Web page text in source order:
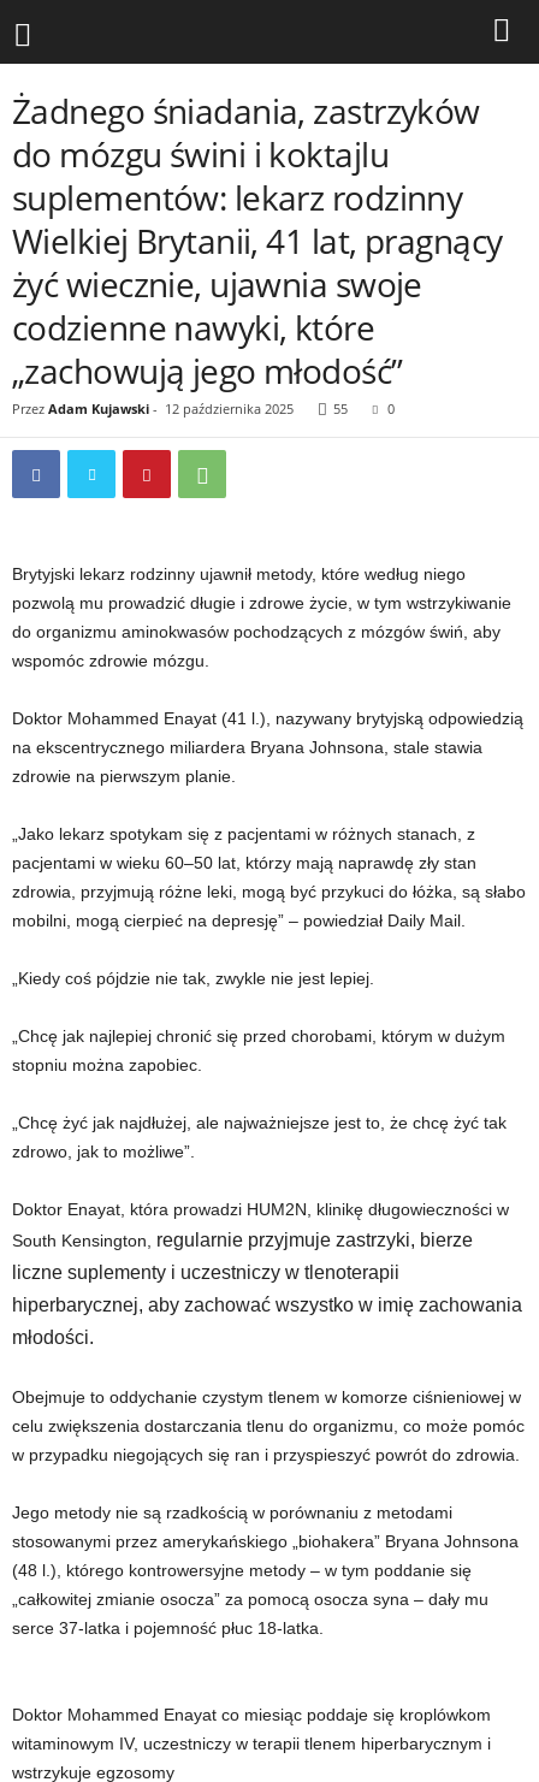
Żadnego śniadania, zastrzyków
do mózgu świni i koktajlu
suplementów: lekarz rodzinny
Wielkiej Brytanii, 41 lat, pragnący
żyć wiecznie, ujawnia swoje
codzienne nawyki, które
„zachowują jego młodość”
Przez Adam Kujawski - 12 października 2025 55 0
Brytyjski lekarz rodzinny ujawnił metody, które według niego
pozwolą mu prowadzić długie i zdrowe życie, w tym wstrzykiwanie
do organizmu aminokwasów pochodzących z mózgów świń, aby
wspomóc zdrowie mózgu.
Doktor Mohammed Enayat (41 l.), nazywany brytyjską odpowiedzią
na ekscentrycznego miliardera Bryana Johnsona, stale stawia
zdrowie na pierwszym planie.
„Jako lekarz spotykam się z pacjentami w różnych stanach, z
pacjentami w wieku 60–50 lat, którzy mają naprawdę zły stan
zdrowia, przyjmują różne leki, mogą być przykuci do łóżka, są słabo
mobilni, mogą cierpieć na depresję” – powiedział Daily Mail.
„Kiedy coś pójdzie nie tak, zwykle nie jest lepiej.
„Chcę jak najlepiej chronić się przed chorobami, którym w dużym
stopniu można zapobiec.
„Chcę żyć jak najdłużej, ale najważniejsze jest to, że chcę żyć tak
zdrowo, jak to możliwe”.
Doktor Enayat, która prowadzi HUM2N, klinikę długowieczności w
South Kensington,
regularnie przyjmuje zastrzyki, bierze
liczne suplementy i uczestniczy w tlenoterapii
hiperbarycznej, aby zachować wszystko w imię zachowania
młodości.
Obejmuje to oddychanie czystym tlenem w komorze ciśnieniowej w
celu zwiększenia dostarczania tlenu do organizmu, co może pomóc
w przypadku niegojących się ran i przyspieszyć powrót do zdrowia.
Jego metody nie są rzadkością w porównaniu z metodami
stosowanymi przez amerykańskiego „biohakera” Bryana Johnsona
(48 l.), którego kontrowersyjne metody – w tym poddanie się
„całkowitej zmianie osocza” za pomocą osocza syna – dały mu
serce 37-latka i pojemność płuc 18-latka.
Doktor Mohammed Enayat co miesiąc poddaje się kroplówkom
witaminowym IV, uczestniczy w terapii tlenem hiperbarycznym i
wstrzykuje egzosomy